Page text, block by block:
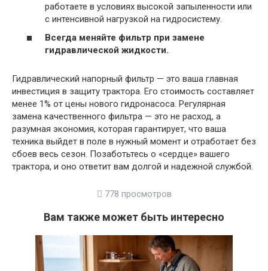
работаете в условиях высокой запыленности или
с интенсивной нагрузкой на гидросистему.
Всегда меняйте фильтр при замене
гидравлической жидкости.
Гидравлический напорный фильтр — это ваша главная
инвестиция в защиту трактора. Его стоимость составляет
менее 1% от цены нового гидронасоса. Регулярная
замена качественного фильтра — это не расход, а
разумная экономия, которая гарантирует, что ваша
техника выйдет в поле в нужный момент и отработает без
сбоев весь сезон. Позаботьтесь о «сердце» вашего
трактора, и оно ответит вам долгой и надежной службой.
778 просмотров
Вам также может быть интересно